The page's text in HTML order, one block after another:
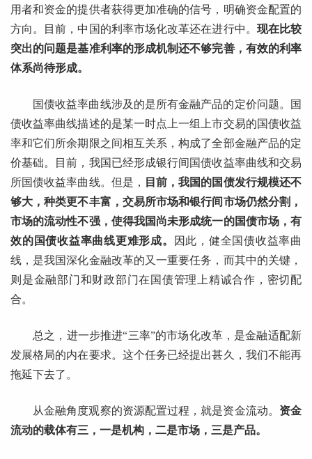
用者和资金的提供者获得更加准确的信号，明确资金配置的
方向。目前，中国的利率市场化改革还在进行中。 现在比较
突出的问题是基准利率的形成机制还不够完善，有效的利率
体系尚待形成。
国债收益率曲线涉及的是所有金融产品的定价问题。国
债收益率曲线描述的是某一时点上一组上市交易的国债收益
率和它们所余期限之间相互关系，构成了全部金融产品的定
价基础。目前，我国已经形成银行间国债收益率曲线和交易
所国债收益率曲线。但是，
目前，我国的国债发行规模还不
够大，种类更不丰富，交易所市场和银行间市场仍然分割，
市场的流动性不强，使得我国尚未形成统一的国债市场，有
效的国债收益率曲线更难形成。
因此，健全国债收益率曲
线，是我国深化金融改革的又一重要任务，而其中的关键，
则是金融部门和财政部门在国债管理上精诚合作，密切配
合。
总之，进一步推进“三率”的市场化改革，是金融适配新
发展格局的内在要求。这个任务已经提出甚久，我们不能再
拖延下去了。
从金融角度观察的资源配置过程，就是资金流动。 资金
流动的载体有三，一是机构，二是市场，三是产品。